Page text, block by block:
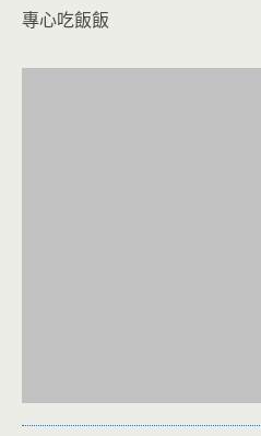
專心吃飯飯